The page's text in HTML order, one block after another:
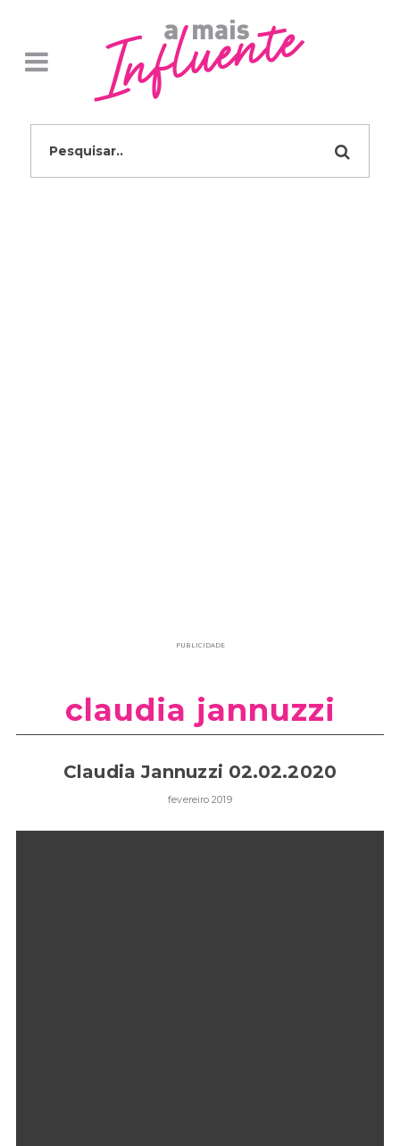
PUBLICIDADE
claudia jannuzzi
Claudia Jannuzzi 02.02.2020
fevereiro 2019